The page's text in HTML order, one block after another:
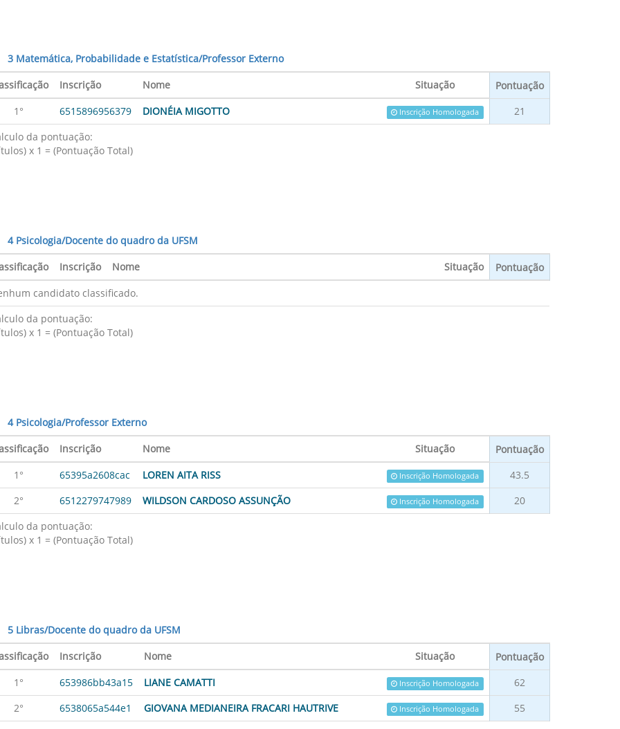
Matemática, Probabilidade e Estatística/Professor Externo
Inscrição Nome Situação
Pontuação
1°
6515896956379 DIONÉIA MIGOTTO Inscrição Homologada
21
da pontuação:
x 1 = (Pontuação Total)
Psicologia/Docente do quadro da UFSM
Inscrição Nome Situação
Pontuação
candidato classificado.
da pontuação:
x 1 = (Pontuação Total)
Psicologia/Professor Externo
Inscrição Nome Situação
Pontuação
1°
65395a2608cac LOREN AITA RISS Inscrição Homologada
43.5
2°
6512279747989 WILDSON CARDOSO ASSUNÇÃO Inscrição Homologada
20
da pontuação:
x 1 = (Pontuação Total)
Libras/Docente do quadro da UFSM
Inscrição Nome Situação
Pontuação
1°
653986bb43a15 LIANE CAMATTI Inscrição Homologada
62
2°
6538065a544e1 GIOVANA MEDIANEIRA FRACARI HAUTRIVE Inscrição Homologada
55